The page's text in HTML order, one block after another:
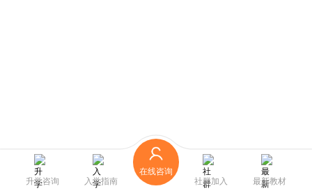
升学咨询 入学指南
在线咨询
社群加入
最新教材